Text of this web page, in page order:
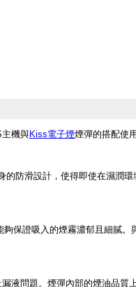
機與Kiss電子煙煙彈的搭配使
防滑設計，使得即使在濕潤
保證吸入的煙霧濃郁且細膩。
液問題。煙彈內部的煙油品質